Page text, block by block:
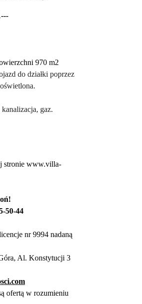
970 m2
do działki poprzez
gaz.
stronie www.villa-
50-44
nr 9994 nadaną
Al. Konstytucji 3
ofertą w rozumieniu